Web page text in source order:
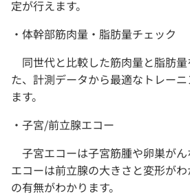
定が行えます。
・体幹部筋肉量・脂肪量チェック
同世代と比較した筋肉量と脂肪量
た、計測データから最適なトレー
ます。
・子宮/前立腺エコー
子宮エコーは子宮筋腫や卵巣が
エコーは前立腺の大きさと変形が
の有無がわかります。